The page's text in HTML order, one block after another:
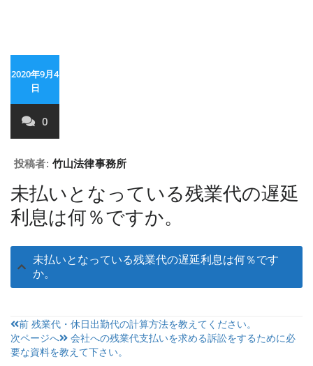
2020年9月4
日
0
投稿者: 竹山法律事務所
未払いとなっている残業代の遅延
利息は何％ですか。
未払いとなっている残業代の遅延利息は何％です
か。
投
稿
前 残業代・休日出勤代の計算方法を教えてください。
次ページへ
会社への残業代支払いを求める訴訟をするために必
要な資料を教えて下さい。